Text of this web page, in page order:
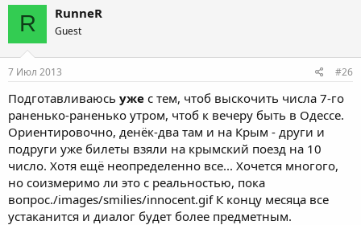
R RunneR
Guest
7 Июл 2013 #26
Подготавливаюсь уже с тем, чтоб выскочить числа 7-го
раненько-раненько утром, чтоб к вечеру быть в Одессе.
Ориентировочно, денёк-два там и на Крым - други и
подруги уже билеты взяли на крымский поезд на 10
число. Хотя ещё неопределенно все... Хочется многого,
но соизмеримо ли это с реальностью, пока
вопрос./images/smilies/innocent.gif К концу месяца все
устаканится и диалог будет более предметным.